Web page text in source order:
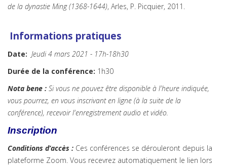
de la dynastie Ming (1368-1644), Arles, P. Picquier, 2011.
Informations pratiques
Date: Jeudi 4 mars 2021 - 17h-18h30
Durée de la conférence: 1h30
Nota bene : Si vous ne pouvez être disponible à l'heure indiquée,
vous pourrez, en vous inscrivant en ligne (à la suite de la
conférence), recevoir l'enregistrement audio et vidéo.
Inscription
Conditions d’accès : Ces conférences se dérouleront depuis la
plateforme Zoom. Vous recevrez automatiquement le lien lors